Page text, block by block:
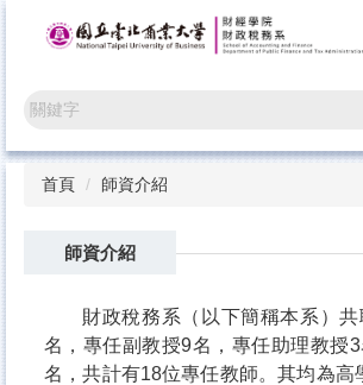
區
首頁 師資介紹
師資介紹
財政稅務系（以下簡稱本系）
名，專任副教授9名，專任助理教授
名，共計有18位專任教師。其均為高